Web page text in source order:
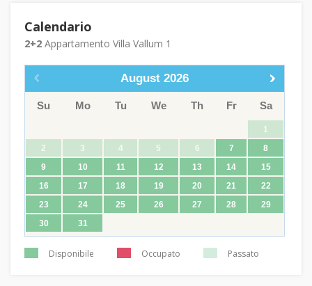
Calendario
2+2 Appartamento Villa Vallum 1
August 2026
Su Mo Tu We Th Fr Sa
1
2
3 4 5 6 7
8
9
10 11 12 13 14
15
16
17 18 19 20 21
22
23
24 25 26 27 28
29
30
31
Disponibile Occupato Passato